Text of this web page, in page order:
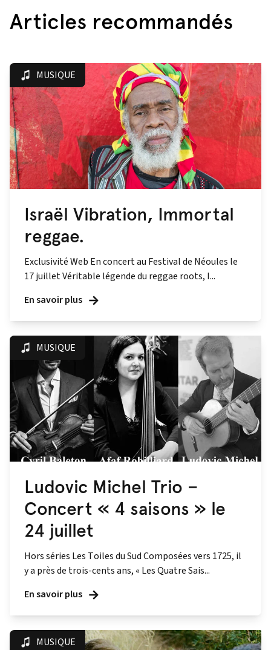
Articles recommandés
MUSIQUE
Israël Vibration, Immortal
reggae.
Exclusivité Web En concert au Festival de Néoules le
17 juillet Véritable légende du reggae roots, I...
En savoir plus
MUSIQUE
Ludovic Michel Trio –
Concert « 4 saisons » le
24 juillet
Hors séries Les Toiles du Sud Composées vers 1725, il
y a près de trois-cents ans, « Les Quatre Sais...
En savoir plus
MUSIQUE